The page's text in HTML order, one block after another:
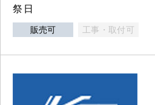
祭日
販売可 工事・取付可